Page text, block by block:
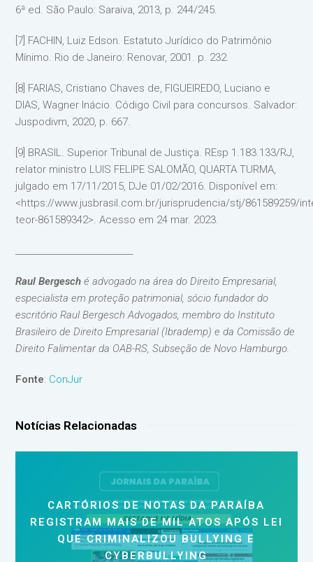
6ª ed. São Paulo: Saraiva, 2013, p. 244/245.
[7] FACHIN, Luiz Edson. Estatuto Jurídico do Patrimônio
Mínimo. Rio de Janeiro: Renovar, 2001. p. 232.
[8] FARIAS, Cristiano Chaves de, FIGUEIREDO, Luciano e
DIAS, Wagner Inácio. Código Civil para concursos. Salvador:
Juspodivm, 2020, p. 667.
[9] BRASIL. Superior Tribunal de Justiça. REsp 1.183.133/RJ,
relator ministro LUIS FELIPE SALOMÃO, QUARTA TURMA,
julgado em 17/11/2015, DJe 01/02/2016. Disponível em:
<https://www.jusbrasil.com.br/jurisprudencia/stj/861589259/
teor-861589342>. Acesso em 24 mar. 2023.
Raul Bergesch é advogado na área do Direito Empresarial,
especialista em proteção patrimonial, sócio fundador do
escritório Raul Bergesch Advogados, membro do Instituto
Brasileiro de Direito Empresarial (Ibrademp) e da Comissão de
Direito Falimentar da OAB-RS, Subseção de Novo Hamburgo.
Fonte: ConJur
Notícias Relacionadas
CARTÓRIOS DE NOTAS DA PARAÍBA
REGISTRAM MAIS DE MIL ATOS APÓS LEI
QUE CRIMINALIZOU BULLYING E
CYBERBULLYING